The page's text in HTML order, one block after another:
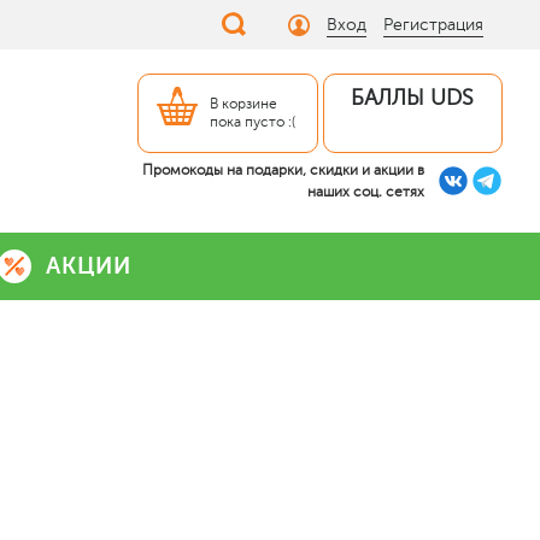
Вход Регистрация
В корзине
пока пусто :(
БАЛЛЫ UDS
Промокоды на подарки, скидки и акции в
наших соц. сетях
АКЦИИ